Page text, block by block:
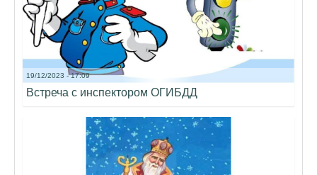
19/12/2023 - 17:09
Встреча с инспектором ОГИБДД